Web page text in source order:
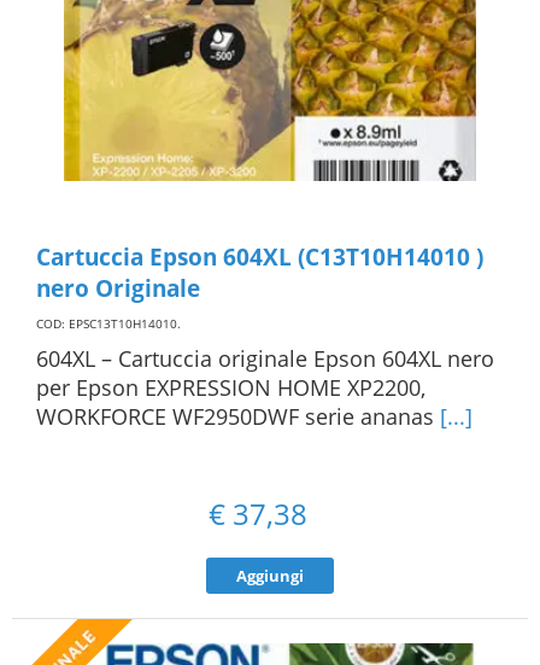
Cartuccia Epson 604XL (C13T10H14010 )
nero Originale
COD: EPSC13T10H14010.
604XL – Cartuccia originale Epson 604XL nero
per Epson EXPRESSION HOME XP2200,
WORKFORCE WF2950DWF serie ananas [...]
€ 37,38
Aggiungi